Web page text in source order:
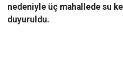
nedeniyle üç mahallede su
duyuruldu.